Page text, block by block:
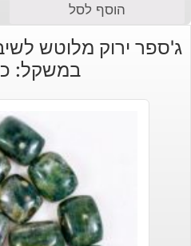
הוסף לסל
במשקל: כ 11 קרט